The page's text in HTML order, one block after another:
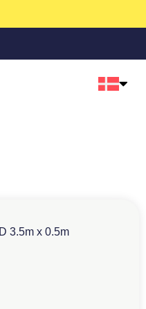
3.5m x 0.5m